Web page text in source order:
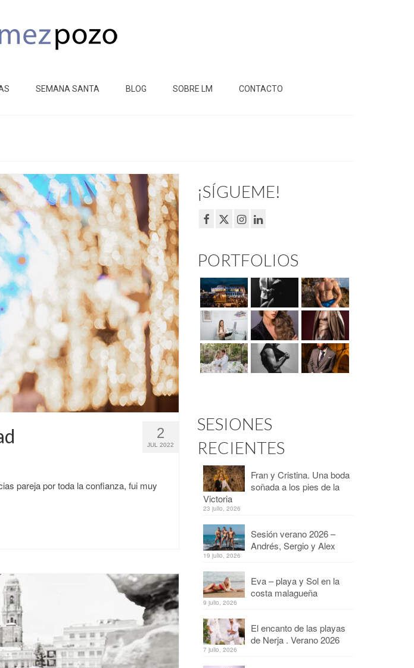
SEMANA SANTA BLOG SOBRE LM CONTACTO
2
JUL 2022
pareja por toda la confianza, fui muy
¡SÍGUEME!
PORTFOLIOS
SESIONES
RECIENTES
Fran y Cristina. Una boda
soñada a los pies de la
Victoria
23 julio, 2026
Sesión verano 2026 –
Andrés, Sergio y Alex
19 julio, 2026
Eva – playa y Sol en la
costa malagueña
9 julio, 2026
El encanto de las playas
de Nerja . Verano 2026
7 julio, 2026